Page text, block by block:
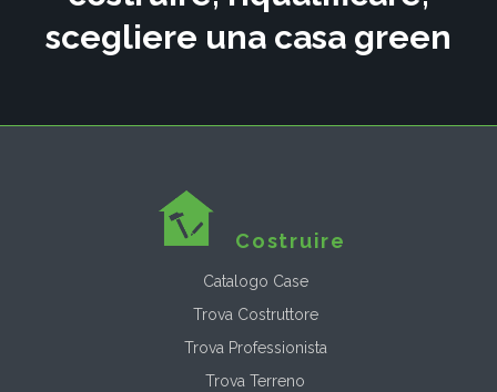
scegliere una casa green
Costruire
Catalogo Case
Trova Costruttore
Trova Professionista
Trova Terreno